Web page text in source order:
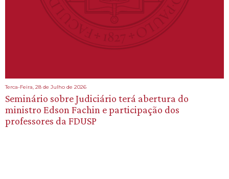
Terca-Feira, 28 de Julho de 2026
Seminário sobre Judiciário terá abertura do
ministro Edson Fachin e participação dos
professores da FDUSP